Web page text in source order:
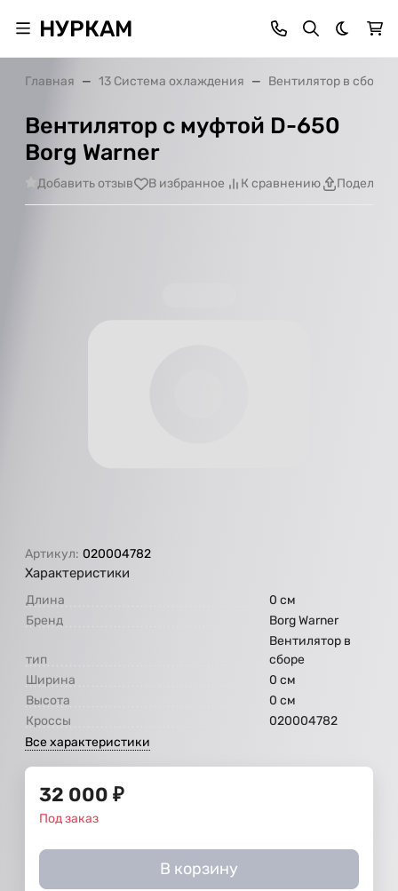
НУРКАМ Темная
Главная 13 Система охлаждения Вентилятор в сборе
Вентилятор с муфтой D-650
Borg Warner
Добавить отзыв В избранное К сравнению
Артикул: 020004782
Характеристики
Длина
0 см
Бренд
Borg Warner
тип
Вентилятор в
сборе
Ширина
0 см
Высота
0 см
Кроссы
020004782
Все характеристики
32 000 ₽
Под заказ
В корзину